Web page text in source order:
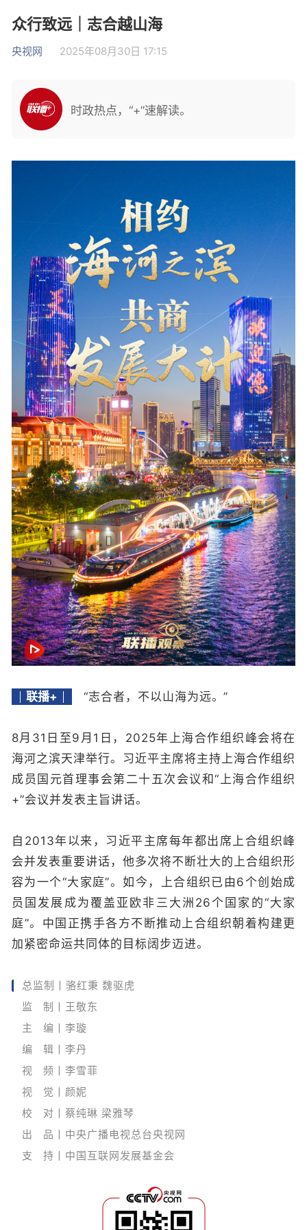
众行致远｜志合越山海
央视网 2025年08月30日 17:15
时政热点，“+”速解读。
联播+ “志合者，不以山海为远。 ”
8月31日至9月1日，2025年上海合作组织峰会将在
海河之滨天津举行。习近平主席将主持上海合作组织
成员国元首理事会第二十五次会议和“上海合作组织
+”会议并发表主旨讲话。
自2013年以来，习近平主席每年都出席上合组织峰
会并发表重要讲话，他多次将不断壮大的上合组织形
容为一个“大家庭”。如今，上合组织已由6个创始成
员国发展成为覆盖亚欧非三大洲26个国家的“大家
庭”。中国正携手各方不断推动上合组织朝着构建更
加紧密命运共同体的目标阔步迈进。
总监制丨骆红秉 魏驱虎
监 制丨王敬东
主 编丨李璇
编 辑丨李丹
视 频丨李雪菲
视 觉丨颜妮
校 对丨蔡纯琳 梁雅琴
出 品丨中央广播电视总台央视网
支 持丨中国互联网发展基金会